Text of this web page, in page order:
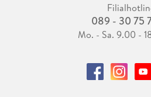
089 - 30 75
Mo. - Sa. 9.00 -